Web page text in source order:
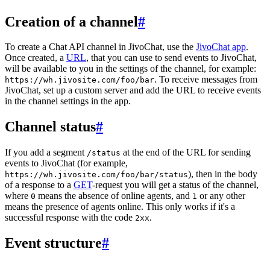
Creation of a channel#
To create a Chat API channel in JivoChat, use the JivoChat app.
Once created, a URL, that you can use to send events to JivoChat,
will be available to you in the settings of the channel, for example:
https://wh.jivosite.com/foo/bar. To receive messages from
JivoChat, set up a custom server and add the URL to receive events
in the channel settings in the app.
Channel status#
If you add a segment /status at the end of the URL for sending
events to JivoChat (for example,
https://wh.jivosite.com/foo/bar/status), then in the body
of a response to a GET-request you will get a status of the channel,
where 0 means the absence of online agents, and 1 or any other
means the presence of agents online. This only works if it's a
successful response with the code 2xx.
Event structure#